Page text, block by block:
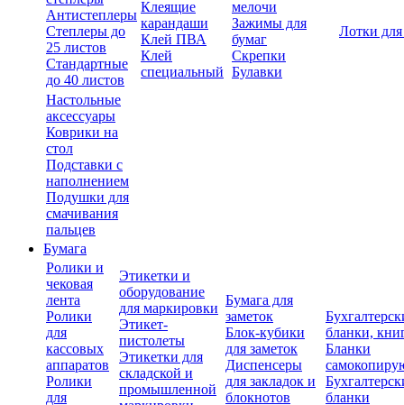
Антистеплеры
Степлеры до
25 листов
Стандартные
до 40 листов
Клеящие
карандаши
Клей ПВА
Клей
специальный
мелочи
Зажимы для
бумаг
Скрепки
Булавки
Лотки
Настольные
аксессуары
Коврики на
стол
Подставки с
наполнением
Подушки для
смачивания
пальцев
Бумага
Ролики и
чековая
лента
Ролики
для
кассовых
аппаратов
Ролики
для
Этикетки и
оборудование
для маркировки
Этикет-
пистолеты
Этикетки для
складской и
промышленной
Бумага для
заметок
Блок-кубики
для заметок
Диспенсеры
для закладок и
блокнотов
бланки,
Бланки
бланки